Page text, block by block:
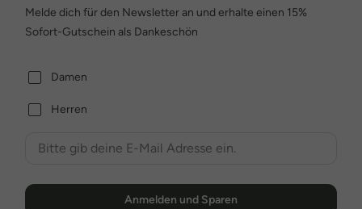
Melde dich für den Newsletter an und erhalte einen 15%
Sofort-Gutschein als Dankeschön
Damen
Herren
Anmelden und Sparen